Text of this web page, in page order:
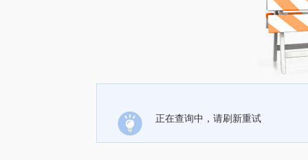
正在查询中，请刷新重试